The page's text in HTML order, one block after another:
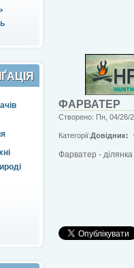
ФАРВАТЕР
Створено: Пн, 04/26/
Категорії:Довідник:
Фарватер -